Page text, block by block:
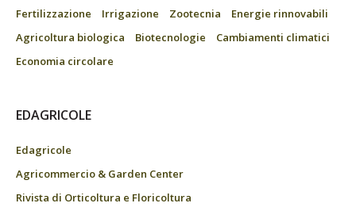
Fertilizzazione
Irrigazione Zootecnia
Energie rinnovabili
Agricoltura biologica
Biotecnologie
Cambiamenti climatici
Economia circolare
EDAGRICOLE
Edagricole
Agricommercio & Garden Center
Rivista di Orticoltura e Floricoltura